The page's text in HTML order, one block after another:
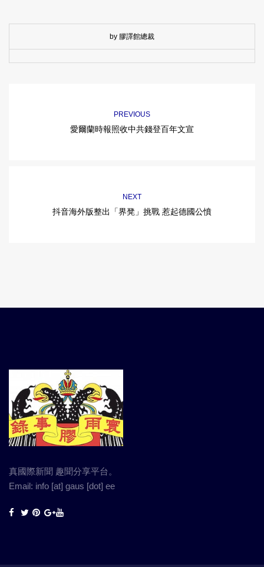
by 膠譯館總裁
PREVIOUS
愛爾蘭時報照收中共錢登百年文宣
NEXT
抖音海外版整出「界凳」挑戰 惹起德國公憤
真國際新聞 趣聞分享平台。
Email: info [at] gaus [dot] ee